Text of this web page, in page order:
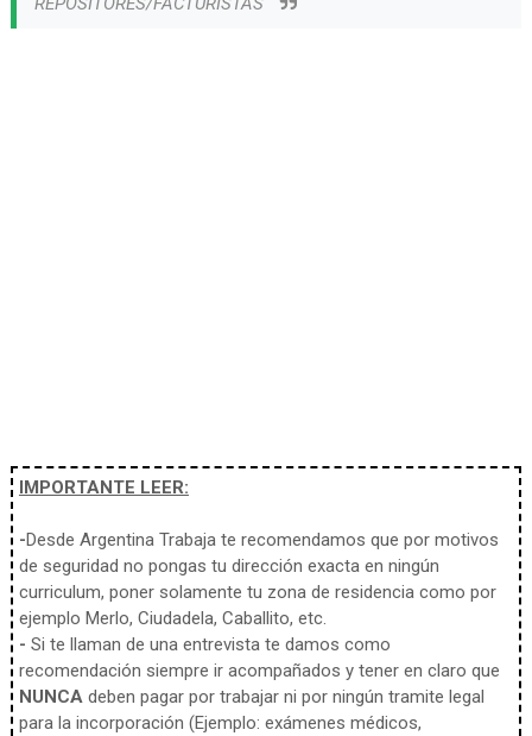
IMPORTANTE LEER:
-Desde Argentina Trabaja te recomendamos que por motivos
de seguridad no pongas tu dirección exacta en ningún
curriculum, poner solamente tu zona de residencia como por
ejemplo Merlo, Ciudadela, Caballito, etc.
- Si te llaman de una entrevista te damos como
recomendación siempre ir acompañados y tener en claro que
NUNCAdeben pagar por trabajar ni por ningún tramite legal
para la incorporación (Ejemplo: exámenes médicos,